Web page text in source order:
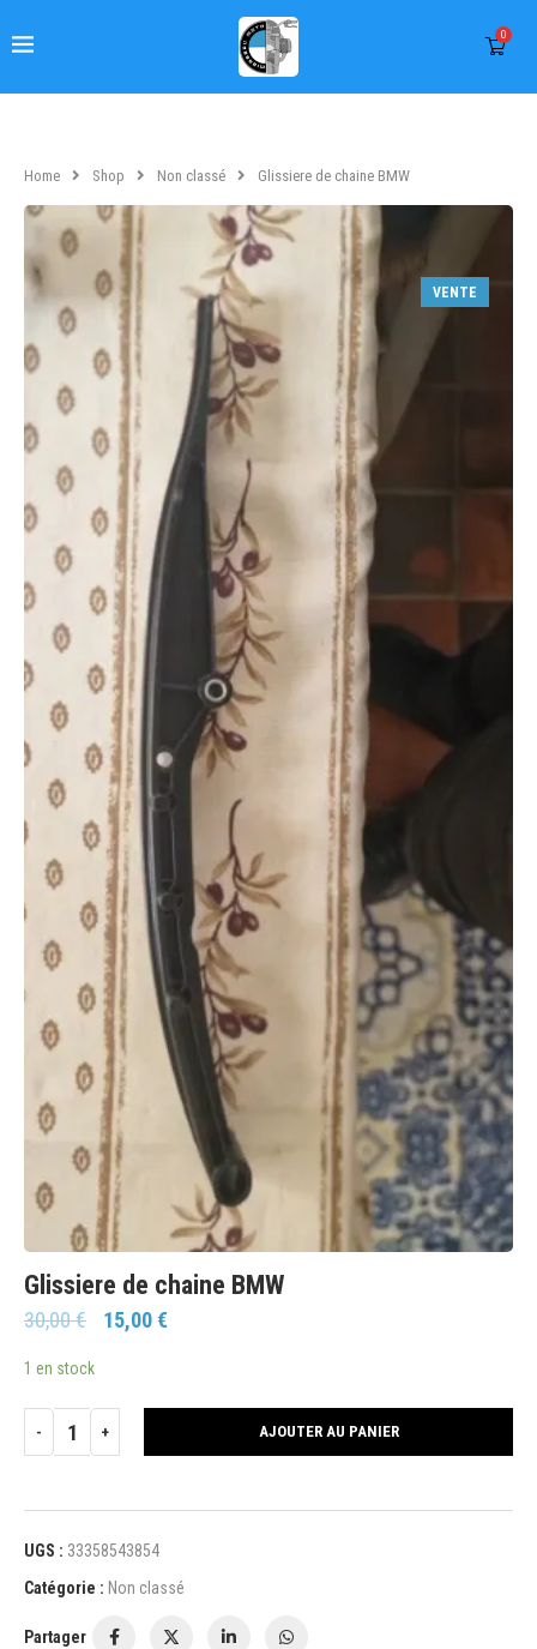
0
Home Shop Non classé Glissiere de chaine BMW
VENTE
Glissiere de chaine BMW
30,00€ 15,00€
1 en stock
AJOUTER AU PANIER
UGS : 33358543854
Catégorie : Non classé
Partager